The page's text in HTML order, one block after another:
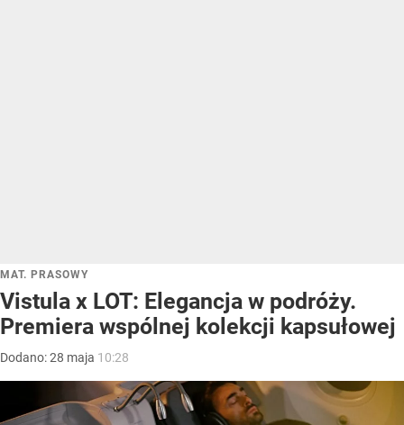
MAT. PRASOWY
Vistula x LOT: Elegancja w podróży.
Premiera wspólnej kolekcji kapsułowej
Dodano:28 maja 10:28